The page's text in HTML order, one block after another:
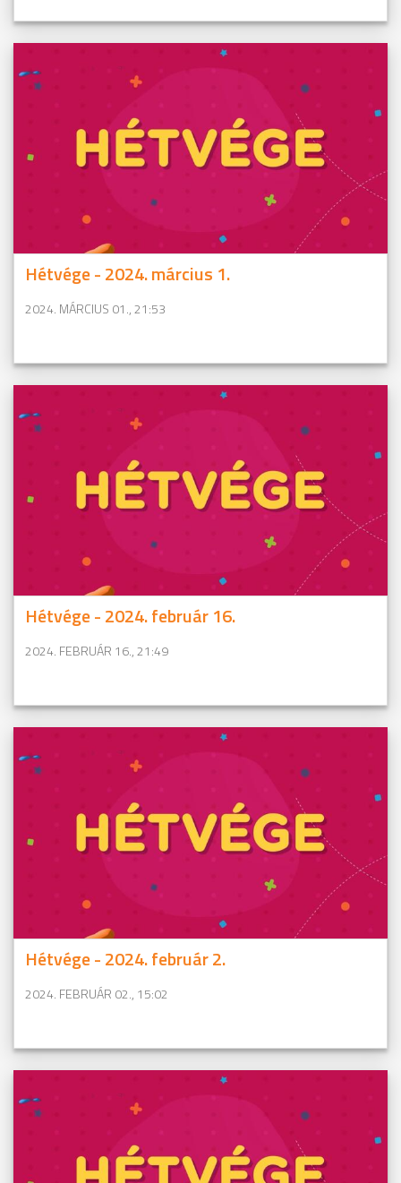
Hétvége - 2024. március 1.
2024. MÁRCIUS 01., 21:53
Hétvége - 2024. február 16.
2024. FEBRUÁR 16., 21:49
Hétvége - 2024. február 2.
2024. FEBRUÁR 02., 15:02